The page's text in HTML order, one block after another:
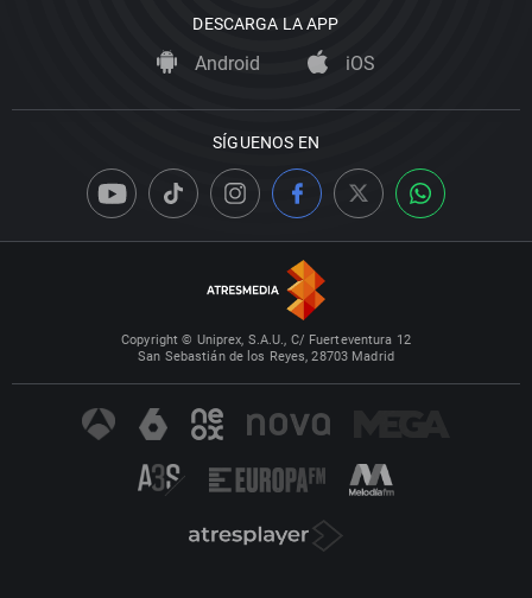
DESCARGA LA APP
Android iOS
SÍGUENOS EN
Copyright © Uniprex, S.A.U., C/ Fuerteventura 12
San Sebastián de los Reyes, 28703 Madrid